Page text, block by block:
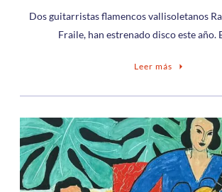
Dos guitarristas flamencos vallisoletanos
Fraile, han estrenado disco este año.
Leer más